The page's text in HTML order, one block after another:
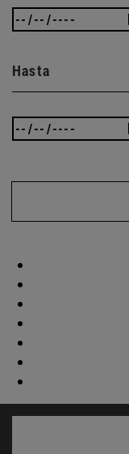
Hasta